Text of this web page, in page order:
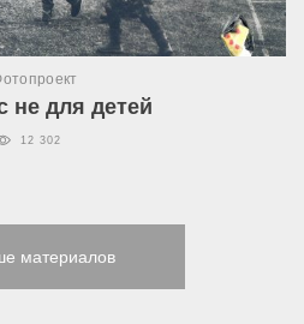
не для детей
12 302
материалов